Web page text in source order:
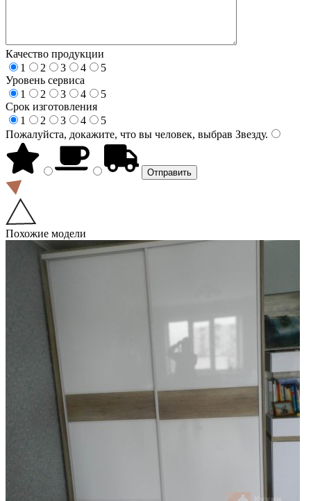
Качество продукции
1
2 3 4
5
Уровень сервиса
1
2 3 4
5
Срок изготовления
1
2 3 4
5
Пожалуйста, докажите, что вы человек, выбрав Звезду.
Похожие модели